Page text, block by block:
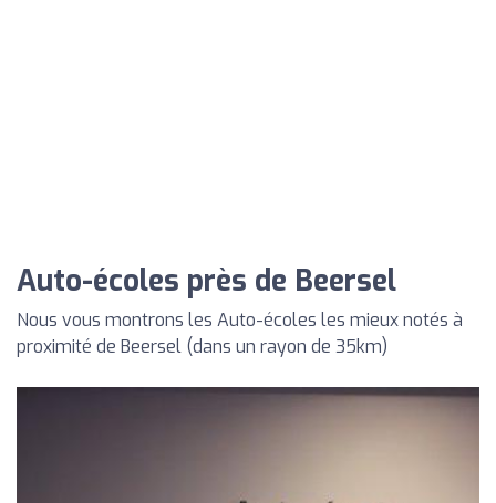
Auto-écoles près de Beersel
Nous vous montrons les Auto-écoles les mieux notés à
proximité de Beersel (dans un rayon de 35km)